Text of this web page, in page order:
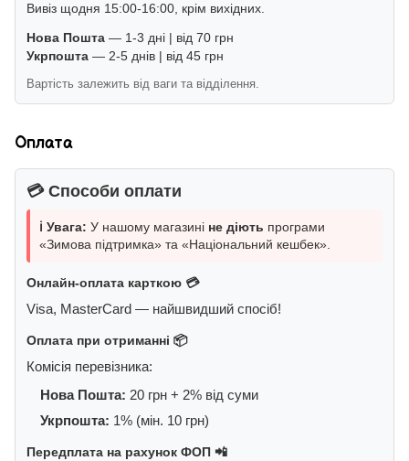
Вивіз щодня 15:00-16:00, крім вихідних.
Нова Пошта — 1-3 дні | від 70 грн
Укрпошта — 2-5 днів | від 45 грн
Вартість залежить від ваги та відділення.
Оплата
💳 Способи оплати
ℹ️ Увага: У нашому магазині не діють програми
«Зимова підтримка» та «Національний кешбек».
Онлайн-оплата карткою 💳
Visa, MasterCard — найшвидший спосіб!
Оплата при отриманні 📦
Комісія перевізника:
Нова Пошта: 20 грн + 2% від суми
Укрпошта: 1% (мін. 10 грн)
Передплата на рахунок ФОП 📲